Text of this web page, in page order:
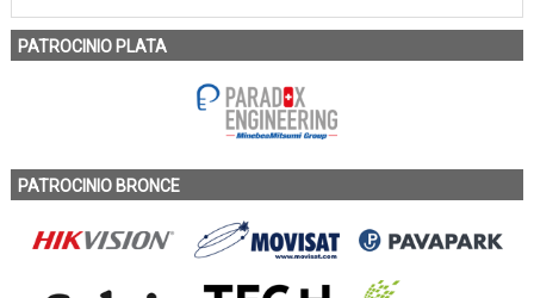
PATROCINIO PLATA
PATROCINIO BRONCE